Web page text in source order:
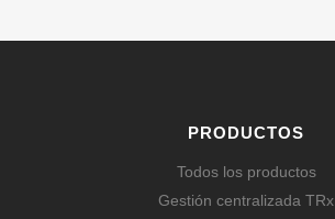
PRODUCTOS
Todos los productos
Gestión centralizada TRx